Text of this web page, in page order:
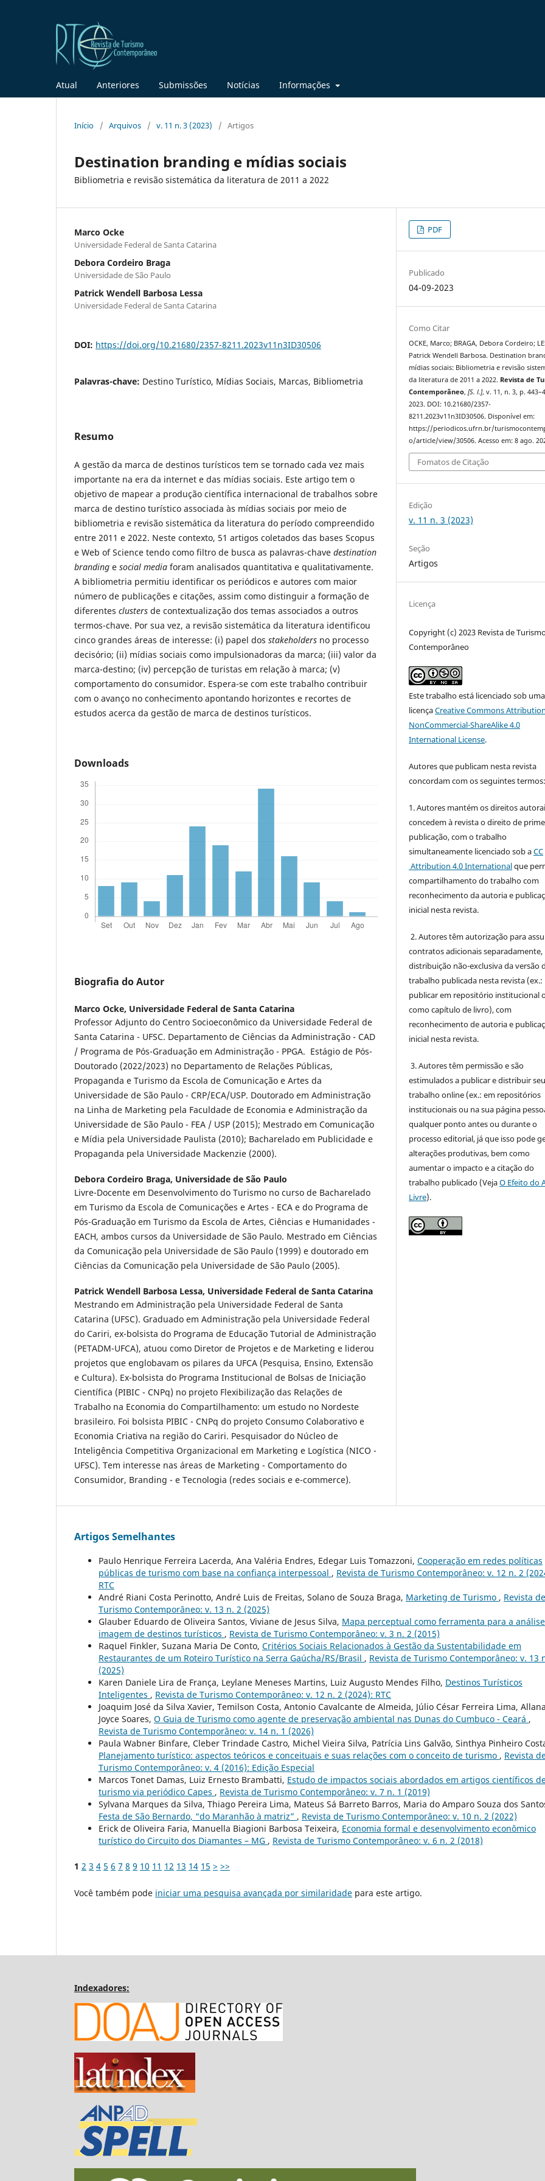
Atual Anteriores Submissões Notícias Informações
Início / Arquivos / v. 11 n. 3 (2023) / Artigos
Destination branding e mídias sociais
Bibliometria e revisão sistemática da literatura de 2011 a 2022
Marco Ocke
Universidade Federal de Santa Catarina
Debora Cordeiro Braga
Universidade de São Paulo
Patrick Wendell Barbosa Lessa
Universidade Federal de Santa Catarina
DOI: https://doi.org/10.21680/2357-8211.2023v11n3ID30506
Palavras-chave: Destino Turístico, Mídias Sociais, Marcas, Bibliometria
Resumo
A gestão da marca de destinos turísticos tem se tornado cada vez mais
importante na era da internet e das mídias sociais. Este artigo tem o
objetivo de mapear a produção científica internacional de trabalhos sobre
marca de destino turístico associada às mídias sociais por meio de
bibliometria e revisão sistemática da literatura do período compreendido
entre 2011 e 2022. Neste contexto, 51 artigos coletados das bases Scopus
e Web of Science tendo como filtro de busca as palavras-chave destination
branding e social media foram analisados quantitativa e qualitativamente.
A bibliometria permitiu identificar os periódicos e autores com maior
número de publicações e citações, assim como distinguir a formação de
diferentes clusters de contextualização dos temas associados a outros
termos-chave. Por sua vez, a revisão sistemática da literatura identificou
cinco grandes áreas de interesse: (i) papel dos stakeholders no processo
decisório; (ii) mídias sociais como impulsionadoras da marca; (iii) valor da
marca-destino; (iv) percepção de turistas em relação à marca; (v)
comportamento do consumidor. Espera-se com este trabalho contribuir
com o avanço no conhecimento apontando horizontes e recortes de
estudos acerca da gestão de marca de destinos turísticos.
Downloads
Biografia do Autor
Marco Ocke, Universidade Federal de Santa Catarina
Professor Adjunto do Centro Socioeconômico da Universidade Federal de
Santa Catarina - UFSC. Departamento de Ciências da Administração - CAD
/ Programa de Pós-Graduação em Administração - PPGA. Estágio de Pós-
Doutorado (2022/2023) no Departamento de Relações Públicas,
Propaganda e Turismo da Escola de Comunicação e Artes da
Universidade de São Paulo - CRP/ECA/USP. Doutorado em Administração
na Linha de Marketing pela Faculdade de Economia e Administração da
Universidade de São Paulo - FEA / USP (2015); Mestrado em Comunicação
e Mídia pela Universidade Paulista (2010); Bacharelado em Publicidade e
Propaganda pela Universidade Mackenzie (2000).
Debora Cordeiro Braga, Universidade de São Paulo
Livre-Docente em Desenvolvimento do Turismo no curso de Bacharelado
em Turismo da Escola de Comunicações e Artes - ECA e do Programa de
Pós-Graduação em Turismo da Escola de Artes, Ciências e Humanidades -
EACH, ambos cursos da Universidade de São Paulo. Mestrado em Ciências
da Comunicação pela Universidade de São Paulo (1999) e doutorado em
Ciências da Comunicação pela Universidade de São Paulo (2005).
Patrick Wendell Barbosa Lessa, Universidade Federal de Santa Catarina
Mestrando em Administração pela Universidade Federal de Santa
Catarina (UFSC). Graduado em Administração pela Universidade Federal
do Cariri, ex-bolsista do Programa de Educação Tutorial de Administração
(PETADM-UFCA), atuou como Diretor de Projetos e de Marketing e liderou
projetos que englobavam os pilares da UFCA (Pesquisa, Ensino, Extensão
e Cultura). Ex-bolsista do Programa Institucional de Bolsas de Iniciação
Científica (PIBIC - CNPq) no projeto Flexibilização das Relações de
Trabalho na Economia do Compartilhamento: um estudo no Nordeste
brasileiro. Foi bolsista PIBIC - CNPq do projeto Consumo Colaborativo e
Economia Criativa na região do Cariri. Pesquisador do Núcleo de
Inteligência Competitiva Organizacional em Marketing e Logística (NICO -
UFSC). Tem interesse nas áreas de Marketing - Comportamento do
Consumidor, Branding - e Tecnologia (redes sociais e e-commerce).
PDF
Publicado
04-09-2023
Como Citar
OCKE, Marco; BRAGA, Debora Cordeiro;
Patrick Wendell Barbosa. Destination
mídias sociais: Bibliometria e revisão
da literatura de 2011 a 2022. Revista de
Contemporâneo,[S. l.], v. 11, n. 3, p.
2023. DOI: 10.21680/2357-
8211.2023v11n3ID30506. Disponível em:
https://periodicos.ufrn.br/
o/article/view/30506. Acesso em: 8 ago.
Fomatos de Citação
Edição
v. 11 n. 3 (2023)
Seção
Artigos
Licença
Copyright (c) 2023 Revista de
Contemporâneo
Este trabalho está licenciado sob uma
licençaCreative Commons
NonCommercial-ShareAlike 4.0
International License.
Autores que publicam nesta revista
concordam com os seguintes termos:
1. Autores mantém os direitos
concedem à revista o direito de
publicação, com o trabalho
simultaneamente licenciado sob aCC
Attribution 4.0 Internationalque
compartilhamento do trabalho com
reconhecimento da autoria e
inicial nesta revista.
2. Autores têm autorização para
contratos adicionais separadamente,
distribuição não-exclusiva da versão
trabalho publicada nesta revista (ex.:
publicar em repositório institucional
como capítulo de livro), com
reconhecimento de autoria e
inicial nesta revista.
3. Autores têm permissão e são
estimulados a publicar e distribuir seu
trabalho online (ex.: em repositórios
institucionais ou na sua página
qualquer ponto antes ou durante o
processo editorial, já que isso pode
alterações produtivas, bem como
aumentar o impacto e a citação do
trabalho publicado (VejaO Efeito do
Livre).
Artigos Semelhantes
Paulo Henrique Ferreira Lacerda, Ana Valéria Endres, Edegar Luis Tomazzoni, Cooperação em redes políticas
públicas de turismo com base na confiança interpessoal , Revista de Turismo Contemporâneo: v. 12 n. 2
RTC
André Riani Costa Perinotto, André Luis de Freitas, Solano de Souza Braga, Marketing de Turismo , Revista de
Turismo Contemporâneo: v. 13 n. 2 (2025)
Glauber Eduardo de Oliveira Santos, Viviane de Jesus Silva, Mapa perceptual como ferramenta para a
imagem de destinos turísticos , Revista de Turismo Contemporâneo: v. 3 n. 2 (2015)
Raquel Finkler, Suzana Maria De Conto, Critérios Sociais Relacionados à Gestão da Sustentabilidade em
Restaurantes de um Roteiro Turístico na Serra Gaúcha/RS/Brasil , Revista de Turismo Contemporâneo: v. 13
(2025)
Karen Daniele Lira de França, Leylane Meneses Martins, Luiz Augusto Mendes Filho, Destinos Turísticos
Inteligentes , Revista de Turismo Contemporâneo: v. 12 n. 2 (2024): RTC
Joaquim José da Silva Xavier, Temilson Costa, Antonio Cavalcante de Almeida, Júlio César Ferreira Lima, Allana
Joyce Soares, O Guia de Turismo como agente de preservação ambiental nas Dunas do Cumbuco - Ceará ,
Revista de Turismo Contemporâneo: v. 14 n. 1 (2026)
Paula Wabner Binfare, Cleber Trindade Castro, Michel Vieira Silva, Patrícia Lins Galvão, Sinthya Pinheiro
Planejamento turístico: aspectos teóricos e conceituais e suas relações com o conceito de turismo , Revista
Turismo Contemporâneo: v. 4 (2016): Edição Especial
Marcos Tonet Damas, Luiz Ernesto Brambatti, Estudo de impactos sociais abordados em artigos científicos
turismo via periódico Capes , Revista de Turismo Contemporâneo: v. 7 n. 1 (2019)
Sylvana Marques da Silva, Thiago Pereira Lima, Mateus Sá Barreto Barros, Maria do Amparo Souza dos
Festa de São Bernardo, “do Maranhão à matriz” , Revista de Turismo Contemporâneo: v. 10 n. 2 (2022)
Erick de Oliveira Faria, Manuella Biagioni Barbosa Teixeira, Economia formal e desenvolvimento econômico
turístico do Circuito dos Diamantes – MG , Revista de Turismo Contemporâneo: v. 6 n. 2 (2018)
1 2 3 4 5 6 7 8 9 10 11 12 13 14 15 > >>
Você também pode iniciar uma pesquisa avançada por similaridade para este artigo.
Indexadores: